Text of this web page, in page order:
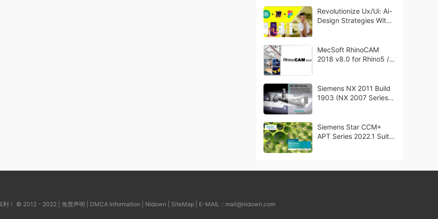
Revolutionize Ux/Ui: Ai-
Design Strategies With
MecSoft RhinoCAM
2018 v8.0 for Rhino5 /
Siemens NX 2011 Build
1903 (NX 2007 Series)
Siemens Star CCM+
APT Series 2022.1 Suite
利！ © 2012 - 2022 | 免责声明 DMCA Information Nidown SiteMap| E-MAIL： mail@nidown.com